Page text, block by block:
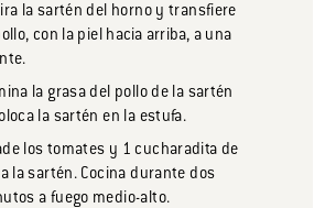
la sartén del horno y transfiere
con la piel hacia arriba, a una
la grasa del pollo de la sartén
la sartén en la estufa.
los tomates y 1 cucharadita de
la sartén. Cocina durante dos
a fuego medio-alto.